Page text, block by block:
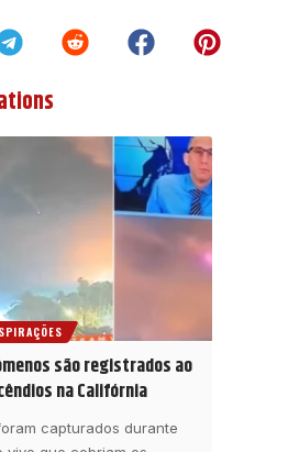
são registrados ao
na Califórnia
capturados durante